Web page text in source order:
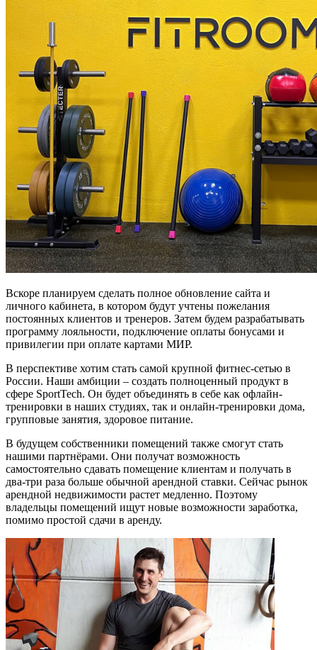
Вскоре планируем сделать полное обновление сайта и
личного кабинета, в котором будут учтены пожелания
постоянных клиентов и тренеров. Затем будем разрабатывать
программу лояльности, подключение оплаты бонусами и
привилегии при оплате картами МИР.
В перспективе хотим стать самой крупной фитнес-сетью в
России. Наши амбиции – создать полноценный продукт в
сфере SportTech. Он будет объединять в себе как офлайн-
тренировки в наших студиях, так и онлайн-тренировки дома,
групповые занятия, здоровое питание.
В будущем собственники помещений также смогут стать
нашими партнёрами. Они получат возможность
самостоятельно сдавать помещение клиентам и получать в
два-три раза больше обычной арендной ставки. Сейчас рынок
арендной недвижимости растет медленно. Поэтому
владельцы помещений ищут новые возможности заработка,
помимо простой сдачи в аренду.